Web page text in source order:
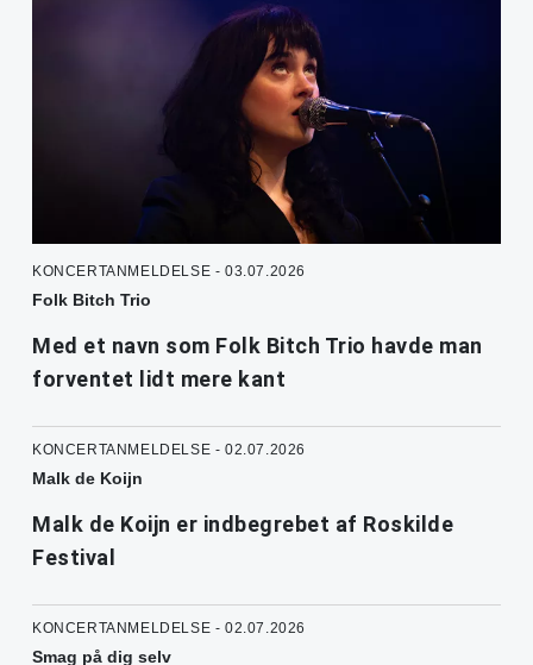
KONCERTANMELDELSE - 03.07.2026
Folk Bitch Trio
Med et navn som Folk Bitch Trio havde man
forventet lidt mere kant
KONCERTANMELDELSE - 02.07.2026
Malk de Koijn
Malk de Koijn er indbegrebet af Roskilde
Festival
KONCERTANMELDELSE - 02.07.2026
Smag på dig selv